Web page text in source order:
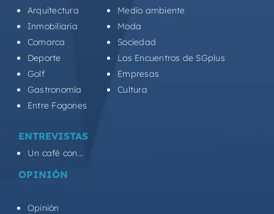
Arquitectura
Inmobiliaria
Comarca
Deporte
Golf
Gastronomía
Entre Fogones
Medio ambiente
Moda
Sociedad
Los Encuentros de SGplus
Empresas
Cultura
ENTREVISTAS
Un café con...
OPINIÓN
Opinión